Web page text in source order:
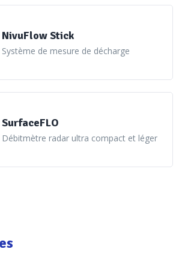
ces appareils sont souvent installés
à des conditions spécifiques telles que
afin de corriger ces contraintes
Korentin Jolivet. Hydreka a
un automate autonome en énergie,
générer des alertes, par exemple par
NivuFlow Stick
Système de mesure de décharge
SurfaceFLO
Débitmètre radar ultra compact et léger